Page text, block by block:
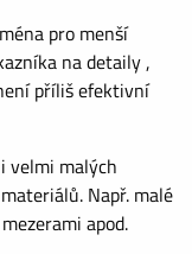
pro menší
na detaily ,
příliš efektivní
velmi malých
Např. malé
apod.